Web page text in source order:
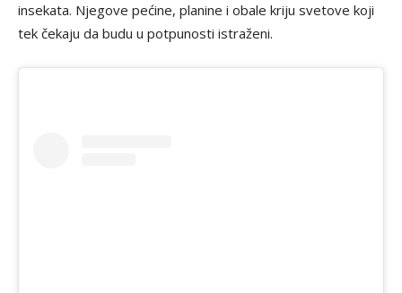
insekata. Njegove pećine, planine i obale kriju svetove koji
tek čekaju da budu u potpunosti istraženi.